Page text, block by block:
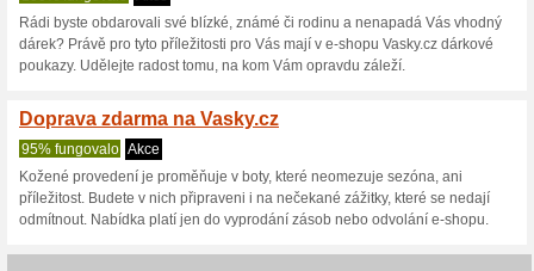
nabídky zadejte slevový kód
pole. Poukaz je platný na e-
uplatnit na dárkové poukazy
poukazu je od 25. 5. 2026 do